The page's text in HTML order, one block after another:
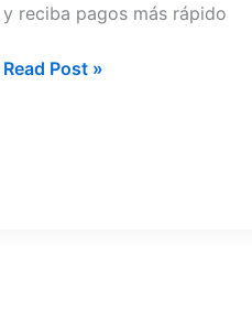
y reciba pagos más rápido
Facturación
Read Post »